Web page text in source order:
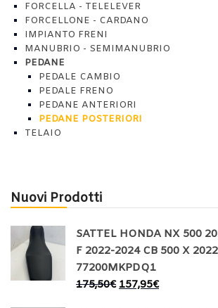
FORCELLA - TELELEVER
FORCELLONE - CARDANO
IMPIANTO FRENI
MANUBRIO - SEMIMANUBRIO
PEDANE
PEDALE CAMBIO
PEDALE FRENO
PEDANE ANTERIORI
PEDANE POSTERIORI
TELAIO
Nuovi Prodotti
SATTEL HONDA NX 500
F 2022-2024 CB 500 X
77200MKPDQ1
175,50€ 157,95€